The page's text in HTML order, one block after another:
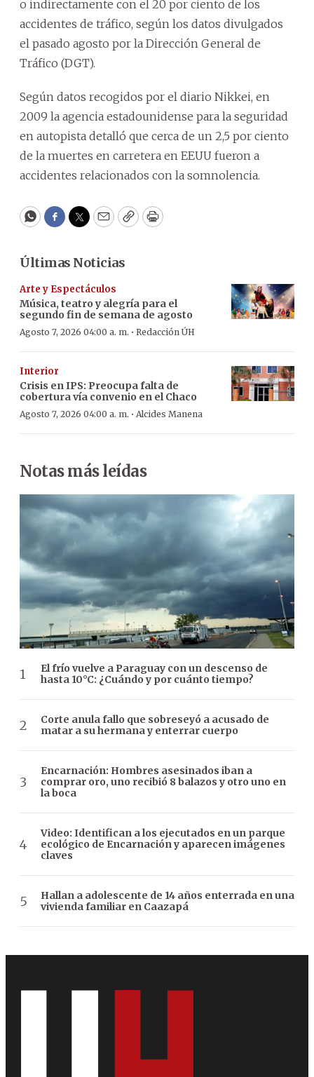
o indirectamente con el 20 por ciento de los
accidentes de tráfico, según los datos divulgados
el pasado agosto por la Dirección General de
Tráfico (DGT).
Según datos recogidos por el diario Nikkei, en
2009 la agencia estadounidense para la seguridad
en autopista detalló que cerca de un 2,5 por ciento
de la muertes en carretera en EEUU fueron a
accidentes relacionados con la somnolencia.
WhatsApp
Facebook
Twitter
EmailCopyPrint
Últimas Noticias
Arte y Espectáculos
Música, teatro y alegría para el
segundo fin de semana de agosto
Agosto 7, 2026 04:00 a. m. · Redacción ÚH
Interior
Crisis en IPS: Preocupa falta de
cobertura vía convenio en el Chaco
Agosto 7, 2026 04:00 a. m. · Alcides Manena
Notas más leídas
El frío vuelve a Paraguay con un descenso de
hasta 10°C: ¿Cuándo y por cuánto tiempo?
Corte anula fallo que sobreseyó a acusado de
matar a su hermana y enterrar cuerpo
Encarnación: Hombres asesinados iban a
comprar oro, uno recibió 8 balazos y otro uno en
la boca
Video: Identifican a los ejecutados en un parque
ecológico de Encarnación y aparecen imágenes
claves
Hallan a adolescente de 14 años enterrada en una
vivienda familiar en Caazapá